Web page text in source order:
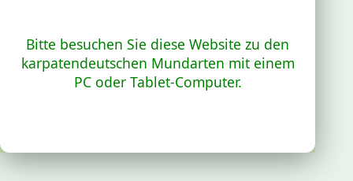
Bitte besuchen Sie diese Website zu den
karpatendeutschen Mundarten mit einem
PC oder Tablet-Computer.